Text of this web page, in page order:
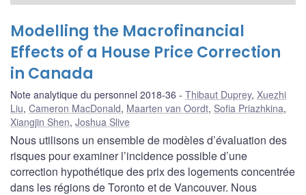
Modelling the Macrofinancial
Effects of a House Price Correction
in Canada
Note analytique du personnel 2018-36 Thibaut Duprey, Xuezhi
Liu, Cameron MacDonald, Maarten van Oordt, Sofia Priazhkina,
Xiangjin Shen, Joshua Slive
Nous utilisons un ensemble de modèles d’évaluation des
risques pour examiner l’incidence possible d’une
correction hypothétique des prix des logements concentrée
dans les régions de Toronto et de Vancouver. Nous